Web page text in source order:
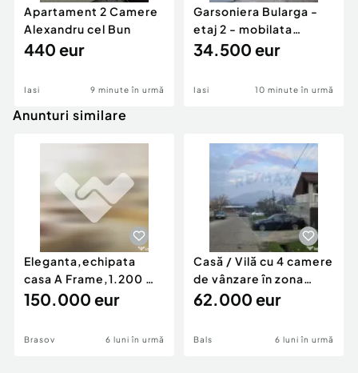
Apartament 2 Camere
Alexandru cel Bun
440 eur
Iasi 9 minute în urmă
Garsoniera Bularga -
etaj 2 - mobilata
complet
34.500 eur
Iasi 10 minute în urmă
Anunturi similare
Eleganta,echipata
casa A Frame,1.200 mp
teren,deschidere Pia
150.000 eur
Brasov 6 luni în urmă
Casă / Vilă cu 4 camere
de vânzare în zona
Periferie
62.000 eur
Bals 6 luni în urmă